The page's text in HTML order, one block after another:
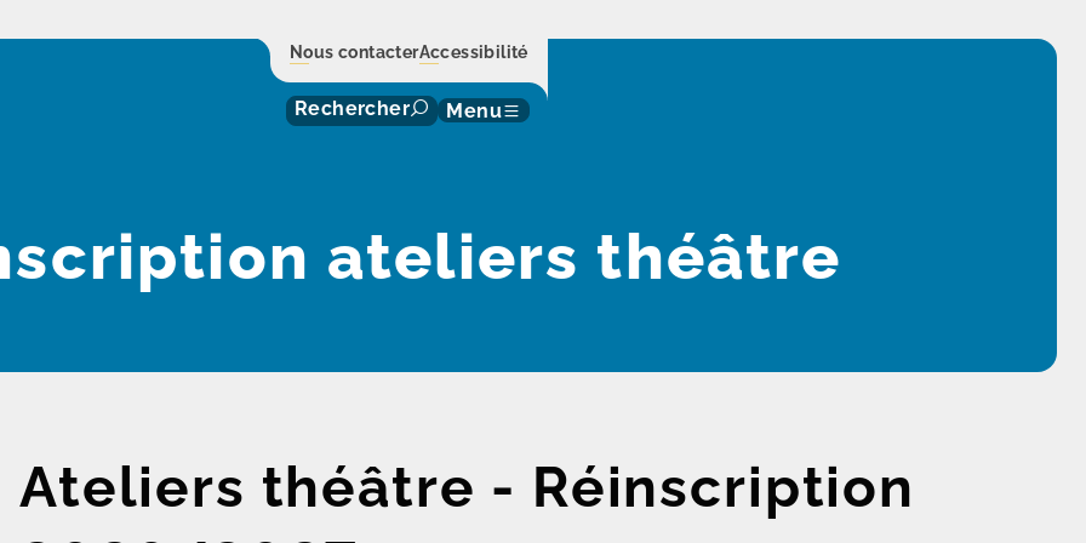
Nous contacterAccessibilité
Rechercher Menu
ateliers théâtre
Ateliers théâtre - Réinscription